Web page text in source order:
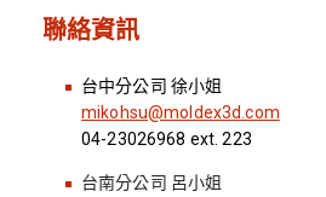
聯絡資訊
台中分公司 徐小姐
mikohsu@moldex3d.com
04-23026968 ext. 223
台南分公司 呂小姐